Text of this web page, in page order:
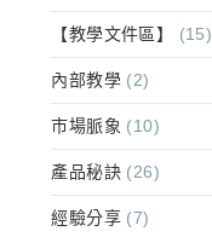
【教學文件區】 (15)
內部教學 (2)
市場脈象 (10)
產品秘訣 (26)
經驗分享 (7)